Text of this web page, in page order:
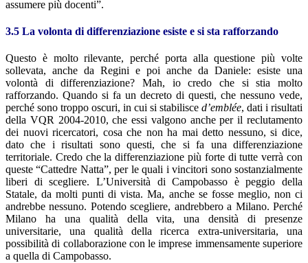
assumere più docenti”.
3.5 La volonta di differenziazione esiste e si sta rafforzando
Questo è molto rilevante, perché porta alla questione più volte
sollevata, anche da Regini e poi anche da Daniele: esiste una
volontà di differenziazione? Mah, io credo che si stia molto
rafforzando. Quando si fa un decreto di questi, che nessuno vede,
perché sono troppo oscuri, in cui si stabilisce d’emblée, dati i risultati
della VQR 2004-2010, che essi valgono anche per il reclutamento
dei nuovi ricercatori, cosa che non ha mai detto nessuno, si dice,
dato che i risultati sono questi, che si fa una differenziazione
territoriale. Credo che la differenziazione più forte di tutte verrà con
queste “Cattedre Natta”, per le quali i vincitori sono sostanzialmente
liberi di scegliere. L’Università di Campobasso è peggio della
Statale, da molti punti di vista. Ma, anche se fosse meglio, non ci
andrebbe nessuno. Potendo scegliere, andrebbero a Milano. Perché
Milano ha una qualità della vita, una densità di presenze
universitarie, una qualità della ricerca extra-universitaria, una
possibilità di collaborazione con le imprese immensamente superiore
a quella di Campobasso.